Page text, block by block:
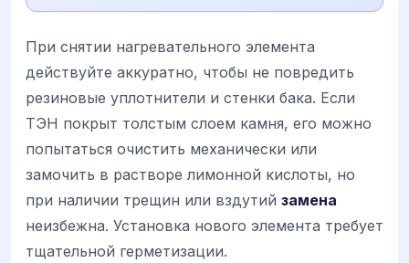
При снятии нагревательного элемента
действуйте аккуратно, чтобы не повредить
резиновые уплотнители и стенки бака. Если
ТЭН покрыт толстым слоем камня, его можно
попытаться очистить механически или
замочить в растворе лимонной кислоты, но
при наличии трещин или вздутий замена
неизбежна. Установка нового элемента требует
тщательной герметизации.